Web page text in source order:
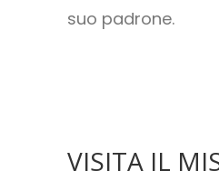
suo padrone.
VISITA IL